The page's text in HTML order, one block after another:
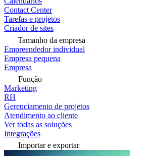
Contact Center
Tarefas e projetos
Criador de sites
Tamanho da empresa
Empreendedor individual
Empresa pequena
Empresa
Função
Marketing
RH
Gerenciamento de projetos
Atendimento ao cliente
Ver todas as soluções
Integrações
Importar e exportar